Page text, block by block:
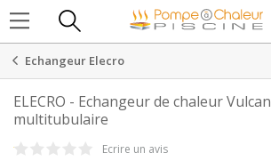
Echangeur Elecro
ELECRO - Echangeur de chaleur Vulcan
multitubulaire
Ecrire un avis